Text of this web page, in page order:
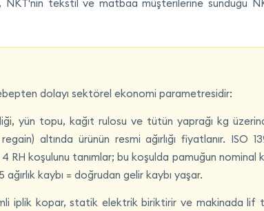
NKT'nin tekstil ve matbaa müşterilerine sunduğu
dolayı sektörel ekonomi parametresidir:
yün topu, kağıt rulosu ve tütün yaprağı kg
altında ürünün resmi ağırlığı fiyatlanır. ISO
RH koşulunu tanımlar; bu koşulda pamuğun nominal
kaybı = doğrudan gelir kaybı yaşar.
iplik kopar, statik elektrik biriktirir ve makinada lif